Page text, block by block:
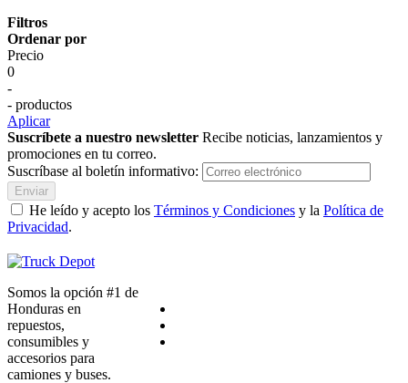
Filtros
Ordenar por
Precio
0
-
- productos
Aplicar
Suscríbete a nuestro newsletter Recibe noticias, lanzamientos y
promociones en tu correo.
Suscríbase al boletín informativo:
Enviar
He leído y acepto los Términos y Condiciones y la Política de
Privacidad.
Somos la opción #1 de
Honduras en
repuestos,
consumibles y
accesorios para
camiones y buses.